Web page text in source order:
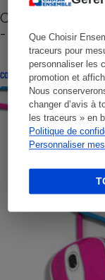
Que Choisir
traceurs pour
personnaliser les
promotion et
Nous
changer d’avis à
les traceurs » en
Politique de
Personnaliser
Cafetière à
- Premières
CONSEILS